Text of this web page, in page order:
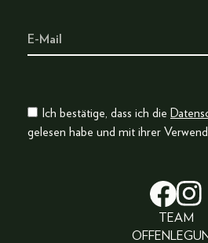
Ich bestätige, dass ich die
gelesen habe und mit ihrer
TEAM